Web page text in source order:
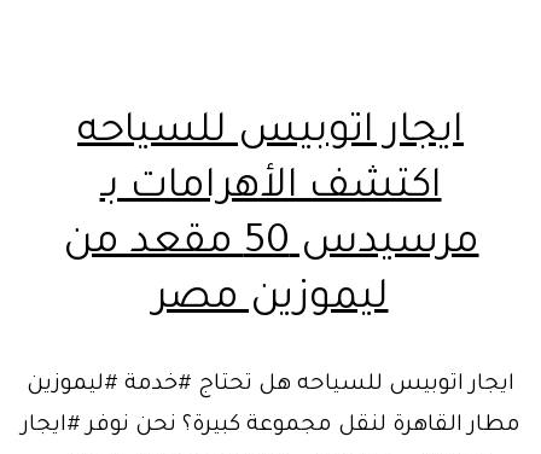
ايجار اتوبيس للسياحه
اكتشف الأهرامات بـ
مرسيدس 50 مقعد من
ليموزين مصر
ايجار اتوبيس للسياحه هل تحتاج #خدمة #ليموزين
مطار القاهرة لنقل مجموعة كبيرة؟ نحن نوفر #ايجار